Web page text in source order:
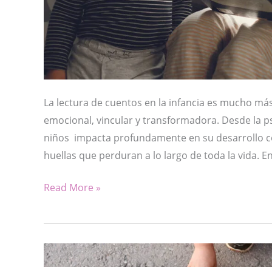
La lectura de cuentos en la infancia es mucho
emocional, vincular y transformadora. Desde la
niños impacta profundamente en su desarrollo
huellas que perduran a lo largo de toda la vida.
LA
DE
CUENTOS
Read More »